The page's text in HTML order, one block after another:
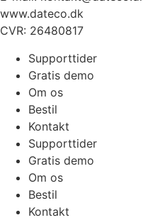
www.dateco.dk
CVR: 26480817
Supporttider
Gratis demo
Om os
Bestil
Kontakt
Supporttider
Gratis demo
Om os
Bestil
Kontakt